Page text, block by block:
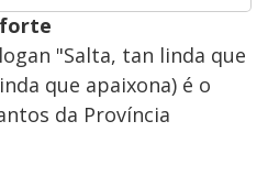
"Salta, tan linda que
que apaixona) é o
da Província